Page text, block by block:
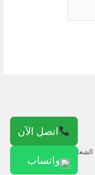
اتصل الآن
واتساب